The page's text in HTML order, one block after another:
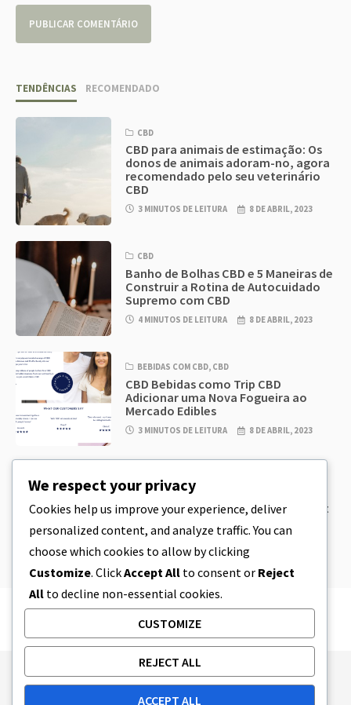
TENDÊNCIAS RECOMENDADO
CBD
CBD para animais de estimação: Os
donos de animais adoram-no, agora
recomendado pelo seu veterinário
CBD
3 MINUTOS DE LEITURA 8 DE ABRIL, 2023
CBD
Banho de Bolhas CBD e 5 Maneiras de
Construir a Rotina de Autocuidado
Supremo com CBD
4 MINUTOS DE LEITURA 8 DE ABRIL, 2023
BEBIDAS COM CBD, CBD
CBD Bebidas como Trip CBD
Adicionar uma Nova Fogueira ao
Mercado Edibles
3 MINUTOS DE LEITURA 8 DE ABRIL, 2023
CBD EDIBLES
CBD Cookie Dough & Incrivelmente
simples CBD Edibles You Can Make at
Home
5 MINUTOS DE LEITURA
Publishing Principles
Ethics Policy
We respect your privacy
Cookies help us improve your experience, deliver
personalized content, and analyze traffic. You can
choose which cookies to allow by clicking
Customize. ClickAccept All to consent or Reject
All to decline non-essential cookies.
CUSTOMIZE
REJECT ALL
ACCEPT ALL